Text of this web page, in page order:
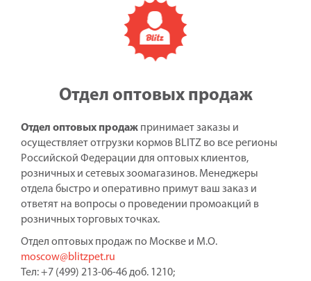
Отдел оптовых продаж
Отдел оптовых продаж принимает заказы и
осуществляет отгрузки кормов BLITZ во все регионы
Российской Федерации для оптовых клиентов,
розничных и сетевых зоомагазинов. Менеджеры
отдела быстро и оперативно примут ваш заказ и
ответят на вопросы о проведении промоакций в
розничных торговых точках.
Отдел оптовых продаж по Москве и М.О.
moscow@blitzpet.ru
Тел: +7 (499) 213-06-46 доб. 1210;